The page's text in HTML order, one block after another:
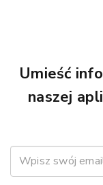
Umieść
naszej